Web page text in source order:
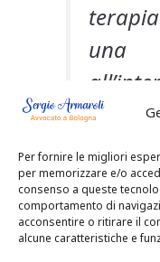
Per fornire le migliori
per memorizzare e/o
consenso a queste
comportamento di
acconsentire o ritirare il
alcune caratteristiche e
una
non
di
casi